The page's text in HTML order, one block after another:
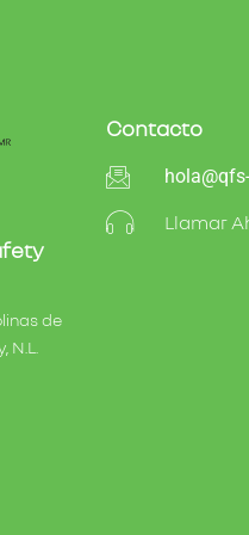
de
Contacto
Llamar